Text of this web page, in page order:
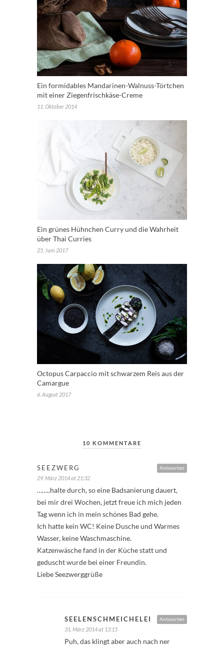
Ein formidables Mandarinen-Walnuss-Törtchen
mit einer Ziegenfrischkäse-Creme
11. Oktober 2014
Ein grünes Hühnchen Curry und die Wahrheit
über Thai Curries
25. Juni 2017
Octopus Carpaccio mit schwarzem Reis aus der
Camargue
6. August 2017
10 KOMMENTARE
Antworten
SEEZWERG
29. März 2014 at 21:32
……..halte durch, so eine Badsanierung dauert,
bei mir drei Wochen, jetzt freue ich mich jeden
Tag wenn ich in mein schönes Bad gehe.
Ich hatte kein WC! Keine Dusche und Warmes
Wasser, keine Waschmaschine.
Katzenwäsche fand in der Küche statt und
geduscht wurde bei einer Freundin.
Liebe Seezwerggrüße
Antworten
SEELENSCHMEICHELEI
31. März 2014 at 13:15
Puh, das klingt aber auch nach ner